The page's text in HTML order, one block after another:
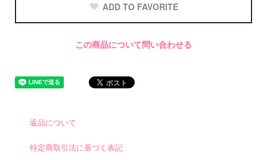
ADD TO FAVORITE
この商品について問い合わせる
返品について
特定商取引法に基づく表記